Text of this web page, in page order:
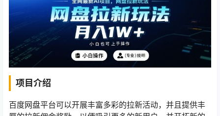
项目介绍
百度网盘平台可以开展丰富多彩的拉新活动，并且提供丰